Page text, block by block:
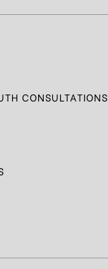
CONSULTATIONS